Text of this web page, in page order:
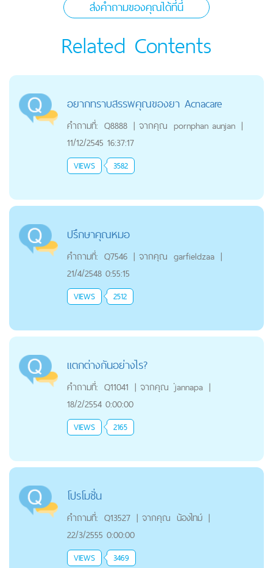
ส่งคำถามของคุณได้ที่นี่
Related Contents
อยากทราบสรรพคุณของยา Acnacare
คำถามที่: Q8888 | จากคุณ pornphan aunjan |
11/12/2545 16:37:17
VIEWS 3582
ปรึกษาคุณหมอ
คำถามที่: Q7546 | จากคุณ garfieldzaa |
21/4/2548 0:55:15
VIEWS 2512
แตกต่างกันอย่างไร?
คำถามที่: Q11041 | จากคุณ ่jannapa |
18/2/2554 0:00:00
VIEWS 2165
โปรโมชั่น
คำถามที่: Q13527 | จากคุณ น้องไทม์ |
22/3/2555 0:00:00
VIEWS 3469